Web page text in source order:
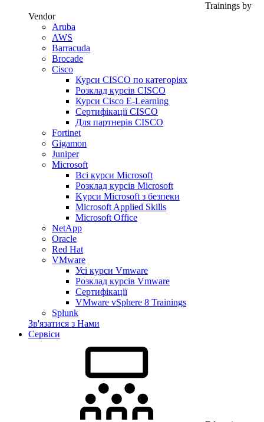
Trainings by
Vendor
Aruba
AWS
Barracuda
Brocade
Cisco
Курси CISCO по категоріях
Розклад курсів CISCO
Курси Cisco E-Learning
Сертифікації CISCO
Для партнерів CISCO
Fortinet
Gigamon
Juniper
Microsoft
Всі курси Microsoft
Розклад курсів Microsoft
Kyрси Microsoft з безпеки
Microsoft Applied Skills
Microsoft Office
NetApp
Oracle
Red Hat
VMware
Усі курси Vmware
Розклад курсів Vmware
Сертифікації
VMware vSphere 8 Trainings
Splunk
Зв'язатися з Нами
Сервіси